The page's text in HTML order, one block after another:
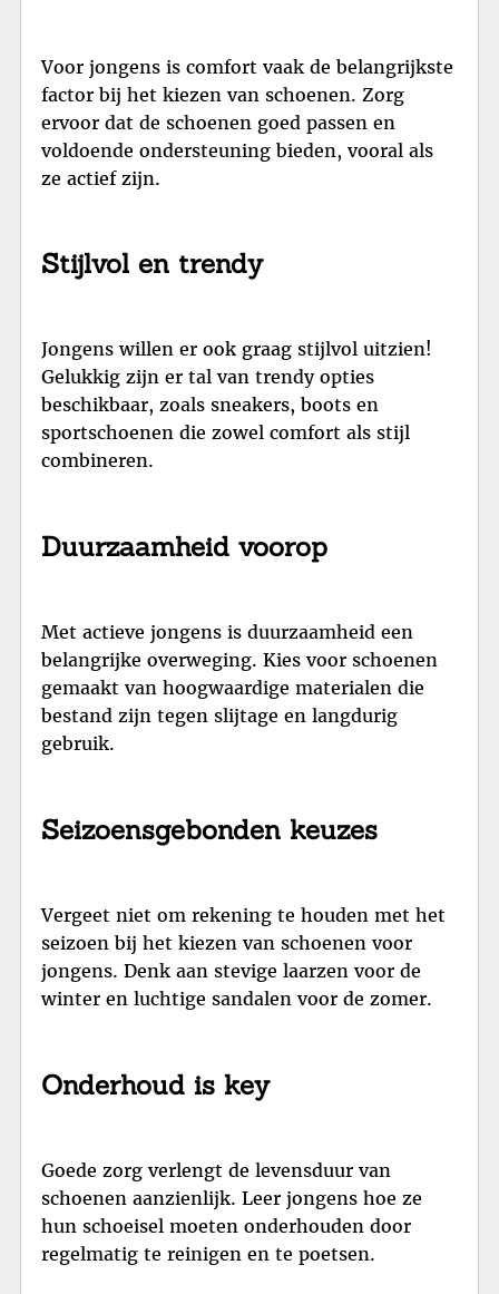
Voor jongens is comfort vaak de belangrijkste
factor bij het kiezen van schoenen. Zorg
ervoor dat de schoenen goed passen en
voldoende ondersteuning bieden, vooral als
ze actief zijn.
Stijlvol en trendy
Jongens willen er ook graag stijlvol uitzien!
Gelukkig zijn er tal van trendy opties
beschikbaar, zoals sneakers, boots en
sportschoenen die zowel comfort als stijl
combineren.
Duurzaamheid voorop
Met actieve jongens is duurzaamheid een
belangrijke overweging. Kies voor schoenen
gemaakt van hoogwaardige materialen die
bestand zijn tegen slijtage en langdurig
gebruik.
Seizoensgebonden keuzes
Vergeet niet om rekening te houden met het
seizoen bij het kiezen van schoenen voor
jongens. Denk aan stevige laarzen voor de
winter en luchtige sandalen voor de zomer.
Onderhoud is key
Goede zorg verlengt de levensduur van
schoenen aanzienlijk. Leer jongens hoe ze
hun schoeisel moeten onderhouden door
regelmatig te reinigen en te poetsen.